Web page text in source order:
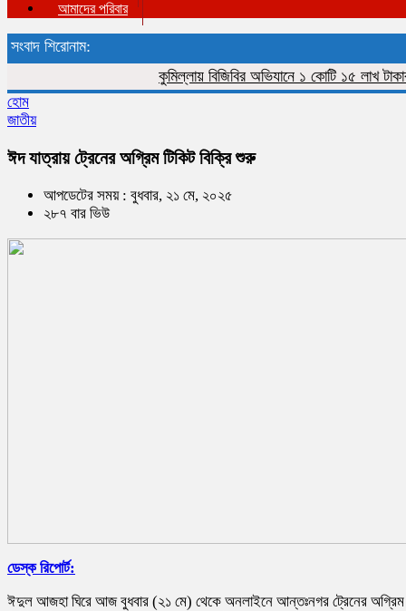
আমাদের পরিবার
সংবাদ শিরোনাম:
কুমিল্লায় বিজিবির অভিযানে ১ কোটি ১৫ লাখ টাকার
হোম
জাতীয়
ঈদ যাত্রায় ট্রেনের অগ্রিম টিকিট বিক্রি শুরু
আপডেটের সময় : বুধবার, ২১ মে, ২০২৫
২৮৭ বার ভিউ
ডেস্ক রিপোর্ট:
ঈদুল আজহা ঘিরে আজ বুধবার (২১ মে) থেকে অনলাইনে আন্তঃনগর ট্রেনের অগ্রিম